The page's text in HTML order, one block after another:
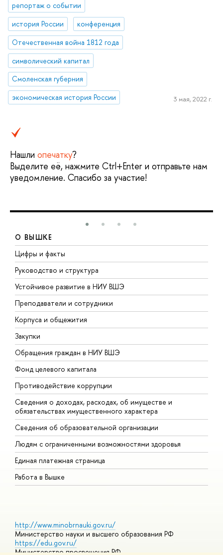
репортаж о событии
история России
конференция
Отечественная война 1812 года
символический капитал
Смоленская губерния
экономическая история России
3 мая, 2022 г.
Нашли опечатку?
Выделите её, нажмите Ctrl+Enter и отправьте нам
уведомление. Спасибо за участие!
О ВЫШКЕ
Цифры и факты
Руководство и структура
Устойчивое развитие в НИУ ВШЭ
Преподаватели и сотрудники
Корпуса и общежития
Закупки
Обращения граждан в НИУ ВШЭ
Фонд целевого капитала
Противодействие коррупции
Сведения о доходах, расходах, об имуществе и
обязательствах имущественного характера
Сведения об образовательной организации
Людям с ограниченными возможностями здоровья
Единая платежная страница
Работа в Вышке
http://www.minobrnauki.gov.ru/
Министерство науки и высшего образования РФ
https://edu.gov.ru/
Министерство просвещения РФ